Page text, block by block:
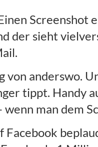
Screenshot
der sieht
anderswo.
tippt. Handy
man dem
Facebook